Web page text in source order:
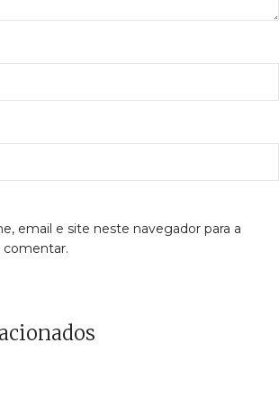
email e site neste navegador para a
comentar.